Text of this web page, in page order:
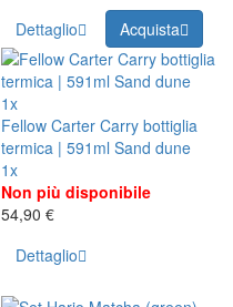
Dettaglio
Acquista
1x
Fellow Carter Carry bottiglia
termica | 591ml Sand dune
1x
Non più disponibile
54,90 €
Dettaglio